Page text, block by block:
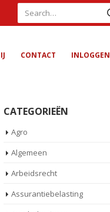
CONTACT INLOGGEN
CATEGORIEËN
Agro
Algemeen
Arbeidsrecht
Assurantiebelasting